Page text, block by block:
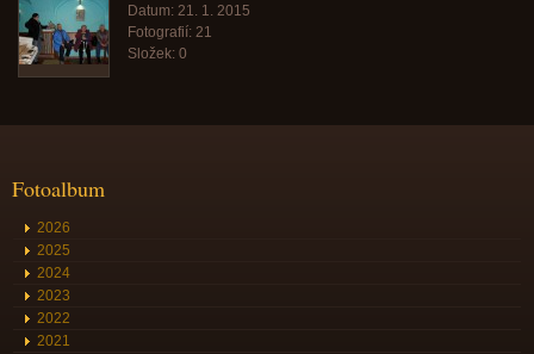
Datum: 21. 1. 2015
Fotografií: 21
Složek: 0
Fotoalbum
2026
2025
2024
2023
2022
2021